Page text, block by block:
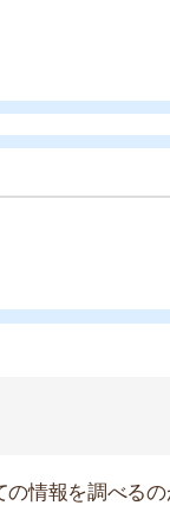
るのが面倒なら不動